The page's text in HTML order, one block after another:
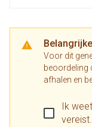
Voor dit
beoordeling
afhalen en
Ik
vereist.